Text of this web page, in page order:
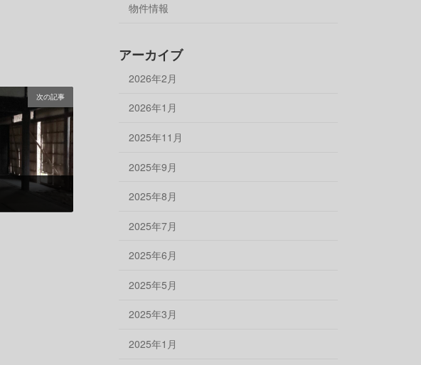
次の記事
物件情報
アーカイブ
2026年2月
2026年1月
2025年11月
2025年9月
2025年8月
2025年7月
2025年6月
2025年5月
2025年3月
2025年1月